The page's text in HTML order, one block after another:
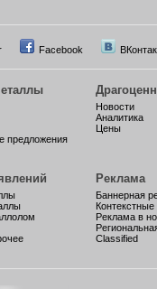
Facebook
предложения
Новости
Аналитика
Цены
Реклама
Баннерная
Реклама в
Classified